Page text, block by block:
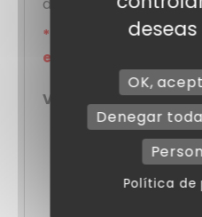
diario.
*El mango se vende
enlace a
Ventajas :
Elimina
la suciedad, para
impecables.
OK,
Denegar
Política de